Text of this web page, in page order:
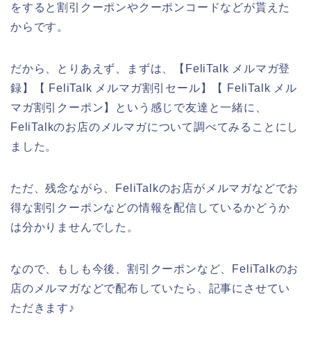
をすると割引クーポンやクーポンコードなどが貰えた
からです。
だから、とりあえず、まずは、【FeliTalk メルマガ登
録】【 FeliTalk メルマガ割引セール】【 FeliTalk メル
マガ割引クーポン】という感じで友達と一緒に、
FeliTalkのお店のメルマガについて調べてみることにし
ました。
ただ、残念ながら、FeliTalkのお店がメルマガなどでお
得な割引クーポンなどの情報を配信しているかどうか
は分かりませんでした。
なので、もしも今後、割引クーポンなど、FeliTalkのお
店のメルマガなどで配布していたら、記事にさせてい
ただきます♪